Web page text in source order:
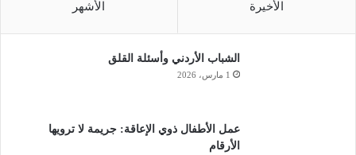
الأخيرة الأشهر
الشباب الأردني وأسئلة القلق
1 مارس، 2026
عمل الأطفال ذوي الإعاقة: جريمة لا ترويها
الأرقام